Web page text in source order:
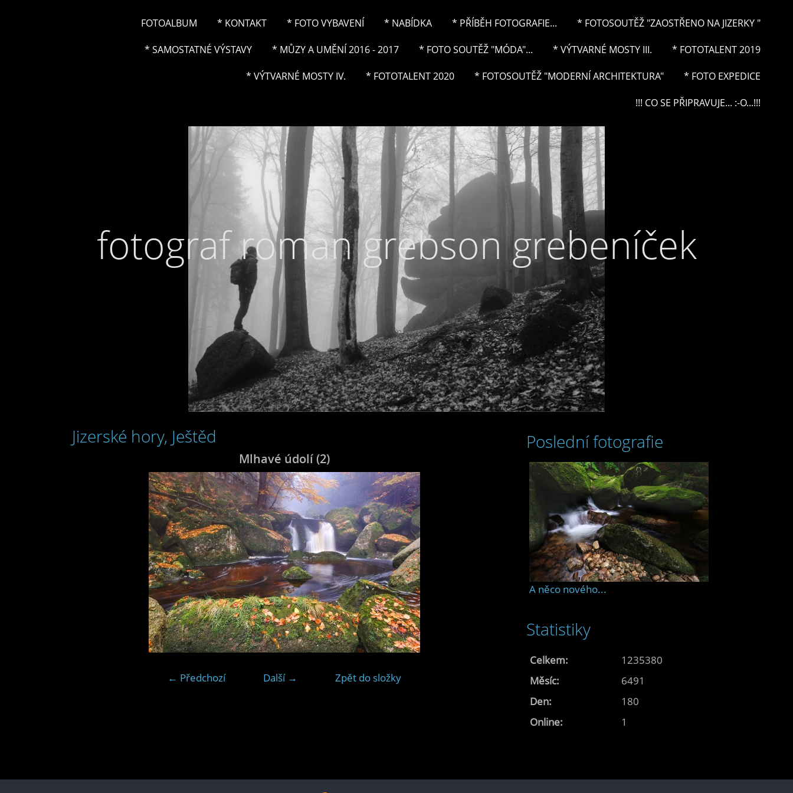
FOTOALBUM * KONTAKT * FOTO VYBAVENÍ * NABÍDKA * PŘÍBĚH FOTOGRAFIE... * FOTOSOUTĚŽ "ZAOSTŘENO NA JIZERKY "
* SAMOSTATNÉ VÝSTAVY * MŮZY A UMĚNÍ 2016 - 2017 * FOTO SOUTĚŽ "MÓDA"... * VÝTVARNÉ MOSTY III. * FOTOTALENT 2019
* VÝTVARNÉ MOSTY IV. * FOTOTALENT 2020 * FOTOSOUTĚŽ "MODERNÍ ARCHITEKTURA" * FOTO EXPEDICE
!!! CO SE PŘIPRAVUJE... :-O...!!!
fotograf roman grebson grebeníček
Jizerské hory, Ještěd
Mlhavé údolí (2)
← Předchozí Další → Zpět do složky
Poslední fotografie
A něco nového...
Statistiky
Online: 1
Celkem:
1235380
Měsíc:
6491
Den:
180